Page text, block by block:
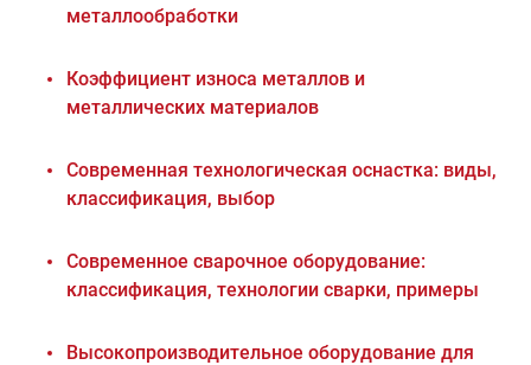
металлообработки
Коэффициент износа металлов и
металлических материалов
Современная технологическая оснастка: виды,
классификация, выбор
Современное сварочное оборудование:
классификация, технологии сварки, примеры
Высокопроизводительное оборудование для